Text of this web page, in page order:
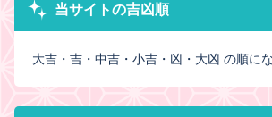
当サイトの吉凶順
大吉・吉・中吉・小吉・凶・大凶 の順にな